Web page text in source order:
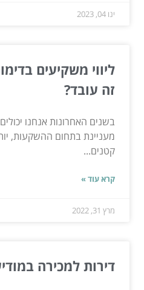
ינו 04, 2023
ליווי משקיעים
זה עובד?
בשנים האחרונות אנחנו
מעניינת בתחום ההשקעות,
קטנים...
קרא עוד »
מרץ 31, 2022
דירות למכירה במודיעין 5